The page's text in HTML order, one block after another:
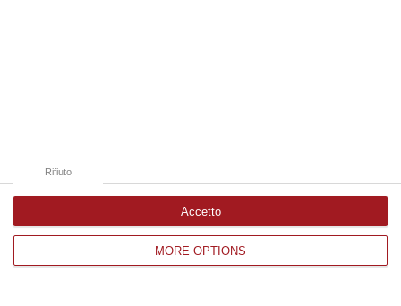
MORE OPTIONS
Rifiuto
Accetto
Corriere delle Calabria è una testata giornalistica di News&Com S.r.l